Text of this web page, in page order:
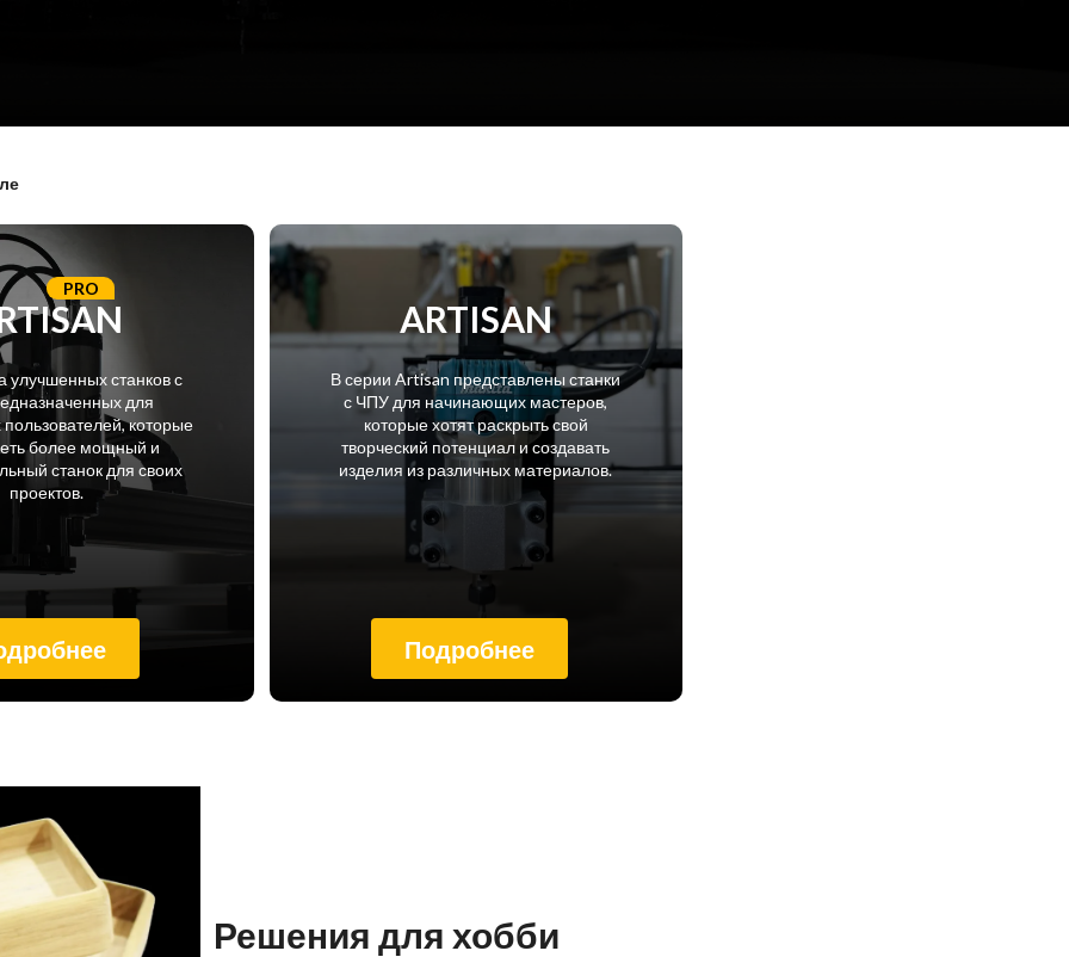
PRO
улучшенных станков с
для
которые
более мощный и
станок для своих
проектов.
ARTISAN
В серии Artisan представлены станки
с ЧПУ для начинающих мастеров,
которые хотят раскрыть свой
творческий потенциал и создавать
изделия из различных материалов.
Подробнее
Решения для хобби